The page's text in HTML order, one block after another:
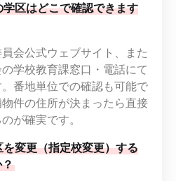
区はどこで確認できます
会公式ウェブサイト、また
学校教育課窓口・電話にて
番地単位での確認も可能で
件の住所が決まったら直接
が確実です。
変更（指定校変更）する